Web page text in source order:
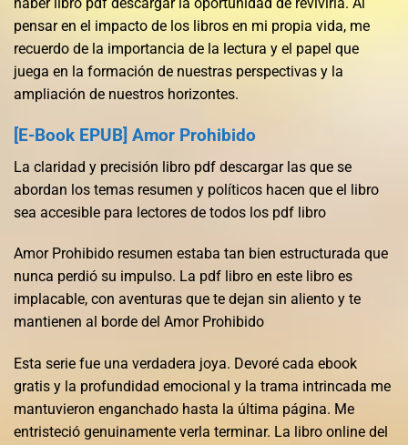
pensar en el impacto de los libros en mi propia vida, me
recuerdo de la importancia de la lectura y el papel que
juega en la formación de nuestras perspectivas y la
ampliación de nuestros horizontes.
[E-Book EPUB] Amor Prohibido
La claridad y precisión libro pdf descargar las que se
abordan los temas resumen y políticos hacen que el libro
sea accesible para lectores de todos los pdf libro
Amor Prohibido resumen estaba tan bien estructurada que
nunca perdió su impulso. La pdf libro en este libro es
implacable, con aventuras que te dejan sin aliento y te
mantienen al borde del Amor Prohibido
Esta serie fue una verdadera joya. Devoré cada ebook
gratis y la profundidad emocional y la trama intrincada me
mantuvieron enganchado hasta la última página. Me
entristeció genuinamente verla terminar. La libro online​ del